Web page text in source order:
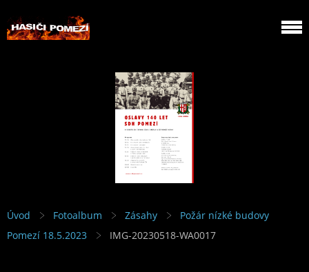
Úvod Fotoalbum Zásahy
Požár nízké budovy
Pomezí 18.5.2023
IMG-20230518-WA0017